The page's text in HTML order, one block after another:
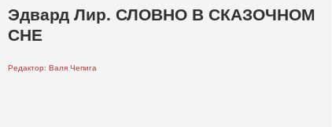
Эдвард Лир. СЛОВНО В СКАЗОЧНОМ
СНЕ
Редактор: Валя Чепига